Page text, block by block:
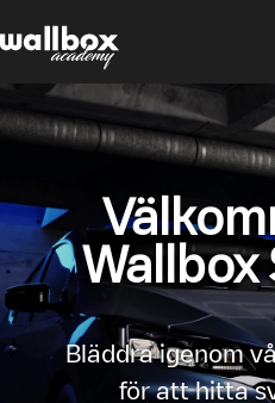
Wallbox
Bläddra igenom
för att hitta